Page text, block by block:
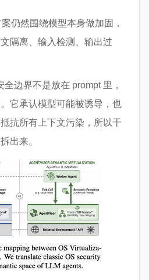
仍然围绕模型本身做加固，
隔离、输入检测、输出过
边界不是放在 prompt 里，
它承认模型可能被诱导，也
抗所有上下文污染，所以干
出来。